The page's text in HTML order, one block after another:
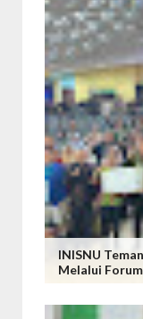
INISNU
Melalui